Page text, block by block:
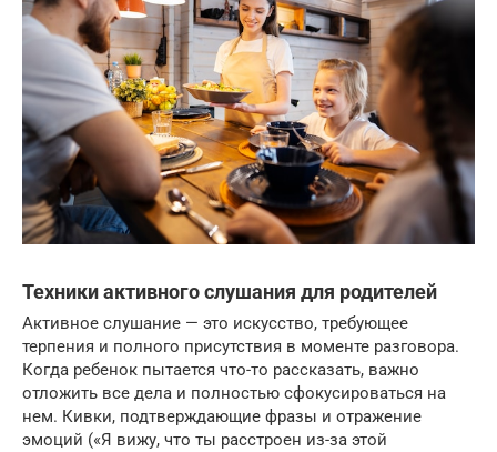
Техники активного слушания для родителей
Активное слушание — это искусство, требующее
терпения и полного присутствия в моменте разговора.
Когда ребенок пытается что-то рассказать, важно
отложить все дела и полностью сфокусироваться на
нем. Кивки, подтверждающие фразы и отражение
эмоций («Я вижу, что ты расстроен из-за этой